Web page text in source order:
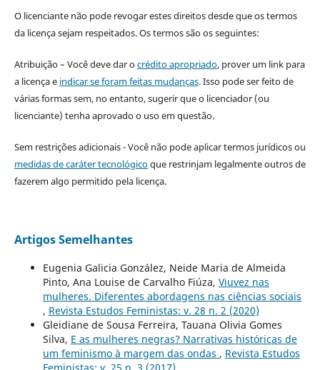
O licenciante não pode revogar estes direitos desde que os termos
da licença sejam respeitados. Os termos são os seguintes:
Atribuição – Você deve dar ocrédito apropriado, prover um link para
a licença e indicar se foram feitas mudanças. Isso pode ser feito de
várias formas sem, no entanto, sugerir que o licenciador (ou
licenciante) tenha aprovado o uso em questão.
Sem restrições adicionais - Você não pode aplicar termos jurídicos ou
medidas de caráter tecnológicoque restrinjam legalmente outros de
fazerem algo permitido pela licença.
Artigos Semelhantes
Eugenia Galicia González, Neide Maria de Almeida
Pinto, Ana Louise de Carvalho Fiúza, Viuvez nas
mulheres. Diferentes abordagens nas ciências sociais
, Revista Estudos Feministas: v. 28 n. 2 (2020)
Gleidiane de Sousa Ferreira, Tauana Olivia Gomes
Silva, E as mulheres negras? Narrativas históricas de
um feminismo à margem das ondas , Revista Estudos
Feministas: v. 25 n. 3 (2017)